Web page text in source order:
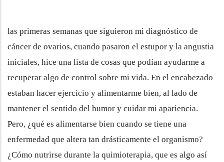
las primeras semanas que siguieron mi diagnóstico de
cáncer de ovarios, cuando pasaron el estupor y la angustia
iniciales, hice una lista de cosas que podían ayudarme a
recuperar algo de control sobre mi vida. En el encabezado
estaban hacer ejercicio y alimentarme bien, al lado de
mantener el sentido del humor y cuidar mi apariencia.
Pero, ¿qué es alimentarse bien cuando se tiene una
enfermedad que altera tan drásticamente el organismo?
¿Cómo nutrirse durante la quimioterapia, que es algo así